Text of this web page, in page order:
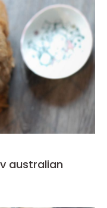
australian